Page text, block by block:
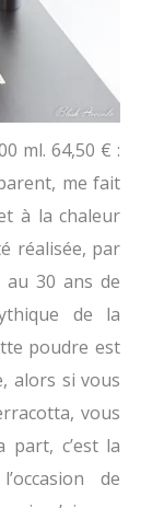
ml. 64,50 € :
me fait
à la chaleur
réalisée, par
au 30 ans de
de la
poudre est
alors si vous
vous
part, c’est la
de